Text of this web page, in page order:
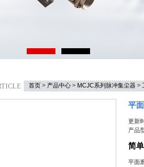
首页>产品中心>MCJC系列脉冲集尘器>
平
更新
产品
简
平面